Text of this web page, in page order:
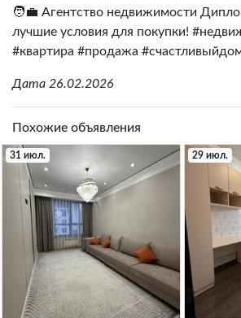
🧑‍💼 Агентство недвижимости
лучшие условия для покупки!
#квартира #продажа
Дата 26.02.2026
Похожие объявления
31 июл. 29 июл.